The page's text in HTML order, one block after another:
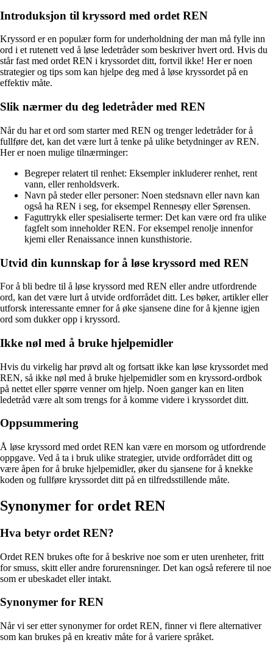
Introduksjon til kryssord med ordet REN
Kryssord er en populær form for underholdning der man må fylle inn
ord i et rutenett ved å løse ledetråder som beskriver hvert ord. Hvis du
står fast med ordet REN i kryssordet ditt, fortvil ikke! Her er noen
strategier og tips som kan hjelpe deg med å løse kryssordet på en
effektiv måte.
Slik nærmer du deg ledetråder med REN
Når du har et ord som starter med REN og trenger ledetråder for å
fullføre det, kan det være lurt å tenke på ulike betydninger av REN.
Her er noen mulige tilnærminger:
Begreper relatert til renhet: Eksempler inkluderer renhet, rent
vann, eller renholdsverk.
Navn på steder eller personer: Noen stedsnavn eller navn kan
også ha REN i seg, for eksempel Rennesøy eller Sørensen.
Faguttrykk eller spesialiserte termer: Det kan være ord fra ulike
fagfelt som inneholder REN. For eksempel renolje innenfor
kjemi eller Renaissance innen kunsthistorie.
Utvid din kunnskap for å løse kryssord med REN
For å bli bedre til å løse kryssord med REN eller andre utfordrende
ord, kan det være lurt å utvide ordforrådet ditt. Les bøker, artikler eller
utforsk interessante emner for å øke sjansene dine for å kjenne igjen
ord som dukker opp i kryssord.
Ikke nøl med å bruke hjelpemidler
Hvis du virkelig har prøvd alt og fortsatt ikke kan løse kryssordet med
REN, så ikke nøl med å bruke hjelpemidler som en kryssord-ordbok
på nettet eller spørre venner om hjelp. Noen ganger kan en liten
ledetråd være alt som trengs for å komme videre i kryssordet ditt.
Oppsummering
Å løse kryssord med ordet REN kan være en morsom og utfordrende
oppgave. Ved å ta i bruk ulike strategier, utvide ordforrådet ditt og
være åpen for å bruke hjelpemidler, øker du sjansene for å knekke
koden og fullføre kryssordet ditt på en tilfredsstillende måte.
Synonymer for ordet REN
Hva betyr ordet REN?
Ordet REN brukes ofte for å beskrive noe som er uten urenheter, fritt
for smuss, skitt eller andre forurensninger. Det kan også referere til noe
som er ubeskadet eller intakt.
Synonymer for REN
Når vi ser etter synonymer for ordet REN, finner vi flere alternativer
som kan brukes på en kreativ måte for å variere språket.